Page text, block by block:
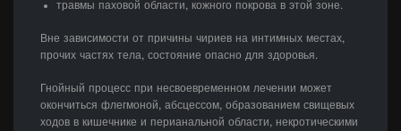
травмы паховой области, кожного покрова в этой зоне.
Вне зависимости от причины чириев на интимных местах,
прочих частях тела, состояние опасно для здоровья.
Гнойный процесс при несвоевременном лечении может
окончиться флегмоной, абсцессом, образованием свищевых
ходов в кишечнике и перианальной области, некротическими